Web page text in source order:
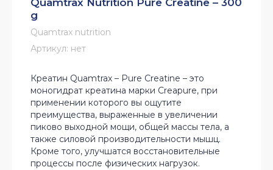
Quamtrax Nutrition Pure Creatine – 300
g
Quamtrax nutrition
Артикул: нет
Креатин Quamtrax – Pure Creatine – это
моногидрат креатина марки Creapure, при
применении которого вы ощутите
преимущества, выраженные в увеличении
пиково выходной мощи, общей массы тела, а
также силовой производительности мышц.
Кроме того, улучшатся восстановительные
процессы после физических нагрузок.